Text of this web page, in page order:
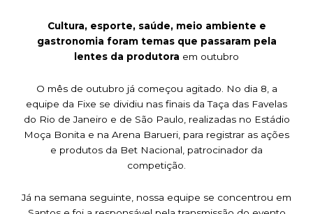
Cultura, esporte, saúde, meio ambiente e
gastronomia foram temas que passaram pela
lentes da produtora em outubro
O mês de outubro já começou agitado. No dia 8, a
equipe da Fixe se dividiu nas finais da Taça das Favelas
do Rio de Janeiro e de São Paulo, realizadas no Estádio
Moça Bonita e na Arena Barueri, para registrar as ações
e produtos da Bet Nacional, patrocinador da
competição.
Já na semana seguinte, nossa equipe se concentrou em